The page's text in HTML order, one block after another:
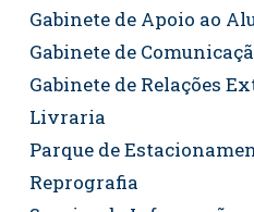
Gabinete de Apoio ao
Gabinete de
Gabinete de Relações
Livraria
Parque de
Reprografia